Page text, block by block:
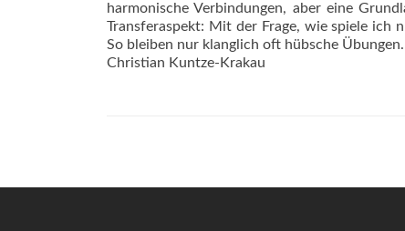
harmonische Verbindungen, aber eine
Transferaspekt: Mit der Frage, wie spiele ich
So bleiben nur klanglich oft hübsche Übungen.
Christian Kuntze-Krakau